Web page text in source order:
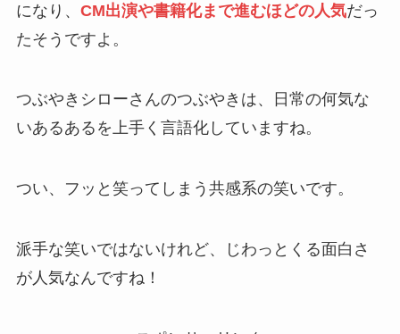
になり、 CM出演や書籍化まで進むほどの人気だっ
たそうですよ。
つぶやきシローさんのつぶやきは、日常の何気な
いあるあるを上手く言語化していますね。
つい、フッと笑ってしまう共感系の笑いです。
派手な笑いではないけれど、じわっとくる面白さ
が人気なんですね！